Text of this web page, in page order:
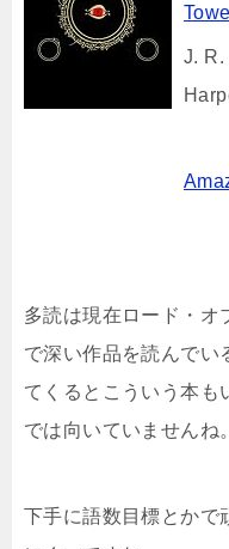
J. R.
多読は現在ロード・オ
で深い作品を読んでい
てくるとこういう本も
では向いていませんね。
下手に語数目標とかで